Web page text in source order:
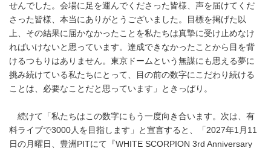
せんでした。会場に足を運んでくださった皆様、声を届けてくだ
さった皆様、本当にありがとうございました。目標を掲げた以
上、その結果に届かなかったことを私たちは真摯に受け止めなけ
ればいけないと思っています。達成できなかったことから目を背
けるつもりはありません。東京ドームという無謀にも思える夢に
挑み続けている私たちにとって、目の前の数字にこだわり続ける
ことは、必要なことだと思っています」ときっぱり。
続けて「私たちはこの数字にもう一度向き合います。次は、有
料ライブで3000人を目指します」と宣言すると、「2027年1月11
日の月曜日、豊洲PITにて『WHITE SCORPION 3rd Anniversary